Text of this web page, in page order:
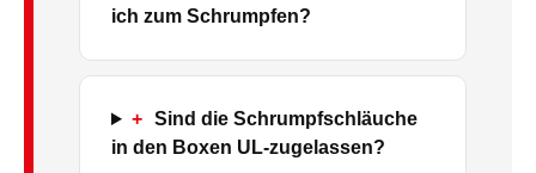
ich zum Schrumpfen?
+ Sind die Schrumpfschläuche
in den Boxen UL-zugelassen?